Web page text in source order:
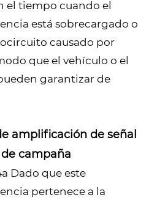
el tiempo cuando el
está sobrecargado o
causado por
que el vehículo o el
garantizar de
amplificación de señal
campaña
Dado que este
pertenece a la